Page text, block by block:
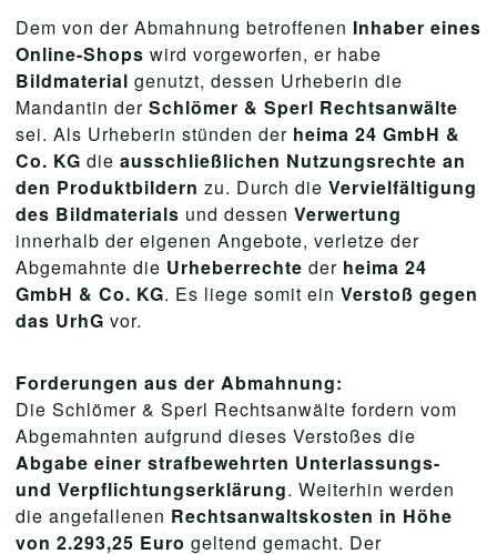
Dem von der Abmahnung betroffenen Inhaber eines
Online-Shops wird vorgeworfen, er habe
Bildmaterial genutzt, dessen Urheberin die
Mandantin der Schlömer & Sperl Rechtsanwälte
sei. Als Urheberin stünden der heima 24 GmbH &
Co. KG die ausschließlichen Nutzungsrechte an
den Produktbildern zu. Durch die Vervielfältigung
des Bildmaterials und dessen Verwertung
innerhalb der eigenen Angebote, verletze der
Abgemahnte die Urheberrechte der heima 24
GmbH & Co. KG. Es liege somit ein Verstoß gegen
das UrhG vor.
Forderungen aus der Abmahnung:
Die Schlömer & Sperl Rechtsanwälte fordern vom
Abgemahnten aufgrund dieses Verstoßes die
Abgabe einer strafbewehrten Unterlassungs-
und Verpflichtungserklärung. Weiterhin werden
die angefallenen Rechtsanwaltskosten in Höhe
von 2.293,25 Euro geltend gemacht. Der